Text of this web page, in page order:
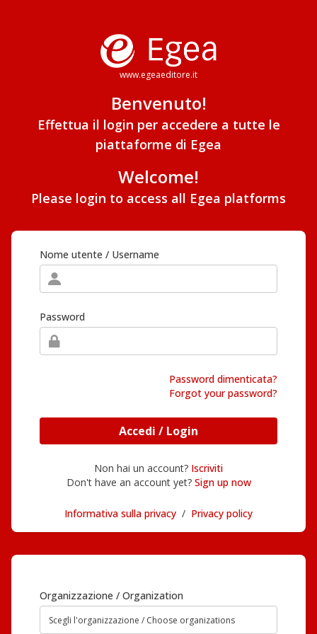
www.egeaeditore.it
Benvenuto!
Effettua il login per accedere a tutte le
piattaforme di Egea
Welcome!
Please login to access all Egea platforms
Nome utente / Username
Password
Password dimenticata?
Forgot your password?
Accedi / Login
Non hai un account? Iscriviti
Don't have an account yet? Sign up now
Informativa sulla privacy / Privacy policy
Organizzazione / Organization